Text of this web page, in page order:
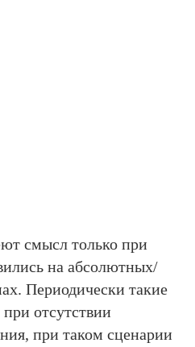
смысл только при
на абсолютных/
Периодически такие
отсутствии
при таком сценарии